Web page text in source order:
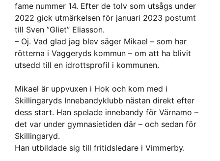
fame nummer 14. Efter de tolv som utsågs under
2022 gick utmärkelsen för januari 2023 postumt
till Sven ”Gliet” Eliasson.
– Oj. Vad glad jag blev säger Mikael – som har
rötterna i Vaggeryds kommun – om att ha blivit
utsedd till en idrottsprofil i kommunen.
Mikael är uppvuxen i Hok och kom med i
Skillingaryds Innebandyklubb nästan direkt efter
dess start. Han spelade innebandy för Värnamo –
det var under gymnasietiden där – och sedan för
Skillingaryd.
Han utbildade sig till fritidsledare i Vimmerby.